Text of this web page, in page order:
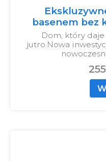
basenem bez
Dom, który
jutro.Nowa